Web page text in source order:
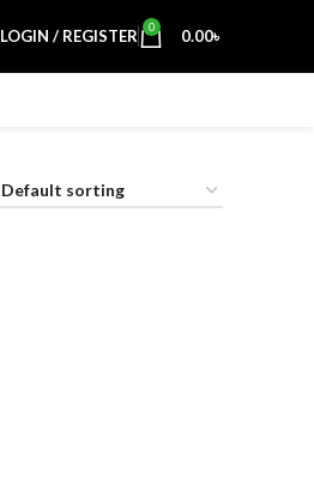
LOGIN / REGISTER 0 0.00৳